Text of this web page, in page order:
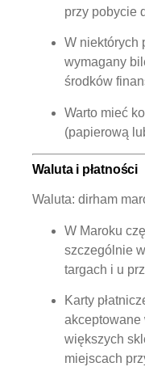
przy pobycie
W niektórych
wymagany
środków
Warto mieć
(papierową
Waluta i płatności
Waluta: dirham
W Maroku
szczególnie
targach i u
Karty
akceptowane
większych
miejscach